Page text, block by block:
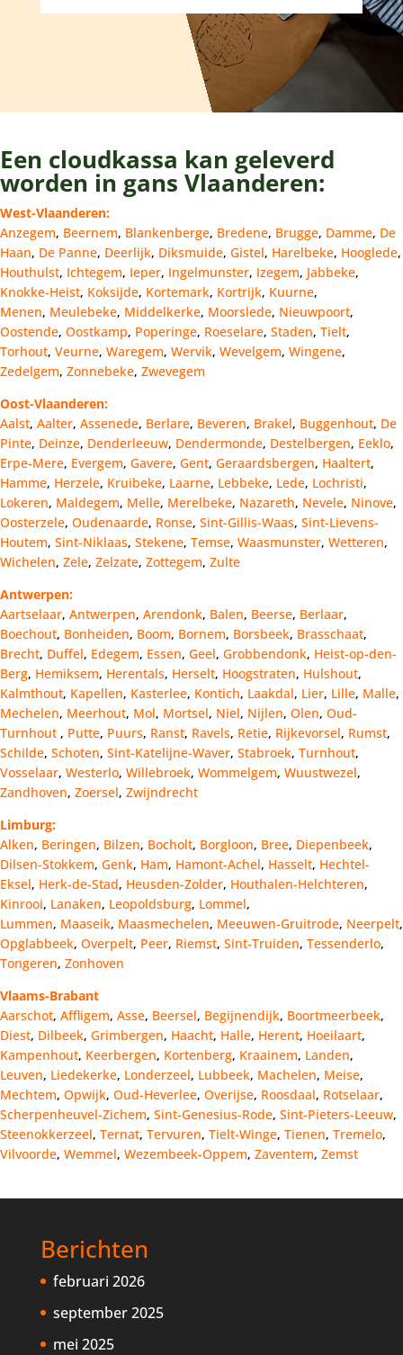
Een cloudkassa kan geleverd
worden in gans Vlaanderen:
West-Vlaanderen:
Anzegem, Beernem, Blankenberge, Bredene, Brugge, Damme, De
Haan, De Panne, Deerlijk, Diksmuide, Gistel, Harelbeke, Hooglede,
Houthulst, Ichtegem, Ieper, Ingelmunster, Izegem, Jabbeke,
Knokke-Heist, Koksijde, Kortemark, Kortrijk, Kuurne,
Menen, Meulebeke, Middelkerke, Moorslede, Nieuwpoort,
Oostende, Oostkamp, Poperinge, Roeselare, Staden, Tielt,
Torhout, Veurne, Waregem, Wervik, Wevelgem, Wingene,
Zedelgem, Zonnebeke, Zwevegem
Oost-Vlaanderen:
Aalst, Aalter, Assenede, Berlare, Beveren, Brakel, Buggenhout, De
Pinte, Deinze, Denderleeuw, Dendermonde, Destelbergen, Eeklo,
Erpe-Mere, Evergem, Gavere, Gent, Geraardsbergen, Haaltert,
Hamme, Herzele, Kruibeke, Laarne, Lebbeke, Lede, Lochristi,
Lokeren, Maldegem, Melle, Merelbeke, Nazareth, Nevele, Ninove,
Oosterzele, Oudenaarde, Ronse, Sint-Gillis-Waas, Sint-Lievens-
Houtem, Sint-Niklaas, Stekene, Temse, Waasmunster, Wetteren,
Wichelen, Zele, Zelzate, Zottegem, Zulte
Antwerpen:
Aartselaar, Antwerpen, Arendonk, Balen, Beerse, Berlaar,
Boechout, Bonheiden, Boom, Bornem, Borsbeek, Brasschaat,
Brecht, Duffel, Edegem, Essen, Geel, Grobbendonk, Heist-op-den-
Berg, Hemiksem, Herentals, Herselt, Hoogstraten, Hulshout,
Kalmthout, Kapellen, Kasterlee, Kontich, Laakdal, Lier, Lille, Malle,
Mechelen, Meerhout, Mol, Mortsel, Niel, Nijlen, Olen, Oud-
Turnhout , Putte, Puurs, Ranst, Ravels, Retie, Rijkevorsel, Rumst,
Schilde, Schoten, Sint-Katelijne-Waver, Stabroek, Turnhout,
Vosselaar, Westerlo, Willebroek, Wommelgem, Wuustwezel,
Zandhoven, Zoersel, Zwijndrecht
Limburg:
Alken, Beringen, Bilzen, Bocholt, Borgloon, Bree, Diepenbeek,
Dilsen-Stokkem, Genk, Ham, Hamont-Achel, Hasselt, Hechtel-
Eksel, Herk-de-Stad, Heusden-Zolder, Houthalen-Helchteren,
Kinrooi, Lanaken, Leopoldsburg, Lommel,
Lummen, Maaseik, Maasmechelen, Meeuwen-Gruitrode, Neerpelt,
Opglabbeek, Overpelt, Peer, Riemst, Sint-Truiden, Tessenderlo,
Tongeren, Zonhoven
Vlaams-Brabant
Aarschot, Affligem, Asse, Beersel, Begijnendijk, Boortmeerbeek,
Diest, Dilbeek, Grimbergen, Haacht, Halle, Herent, Hoeilaart,
Kampenhout, Keerbergen, Kortenberg, Kraainem, Landen,
Leuven, Liedekerke, Londerzeel, Lubbeek, Machelen, Meise,
Mechtem, Opwijk, Oud-Heverlee, Overijse, Roosdaal, Rotselaar,
Scherpenheuvel-Zichem, Sint-Genesius-Rode, Sint-Pieters-Leeuw,
Steenokkerzeel, Ternat, Tervuren, Tielt-Winge, Tienen, Tremelo,
Vilvoorde, Wemmel, Wezembeek-Oppem, Zaventem, Zemst
Berichten
februari 2026
september 2025
mei 2025